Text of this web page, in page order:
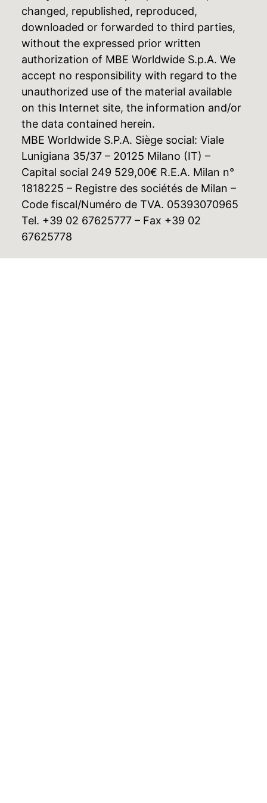
changed, republished, reproduced,
downloaded or forwarded to third parties,
without the expressed prior written
authorization of MBE Worldwide S.p.A. We
accept no responsibility with regard to the
unauthorized use of the material available
on this Internet site, the information and/or
the data contained herein.
MBE Worldwide S.P.A. Siège social: Viale
Lunigiana 35/37 – 20125 Milano (IT) –
Capital social 249 529,00€ R.E.A. Milan n°
1818225 – Registre des sociétés de Milan –
Code fiscal/Numéro de TVA. 05393070965
Tel. +39 02 67625777 – Fax +39 02
67625778